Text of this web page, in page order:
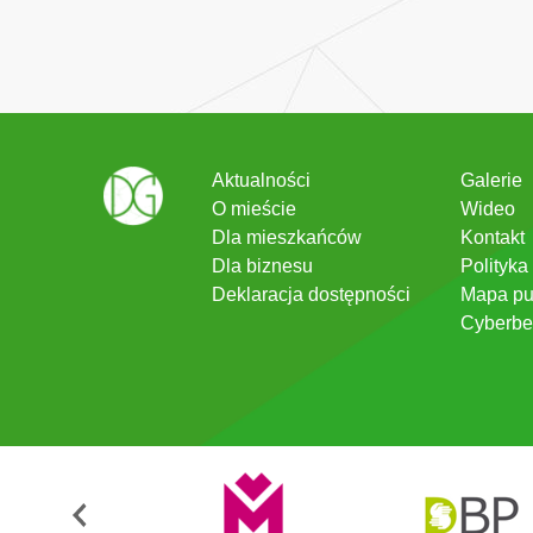
Aktualności
O mieście
Dla mieszkańców
Dla biznesu
Deklaracja dostępności
Galerie
Wideo
Kontakt
Mapa